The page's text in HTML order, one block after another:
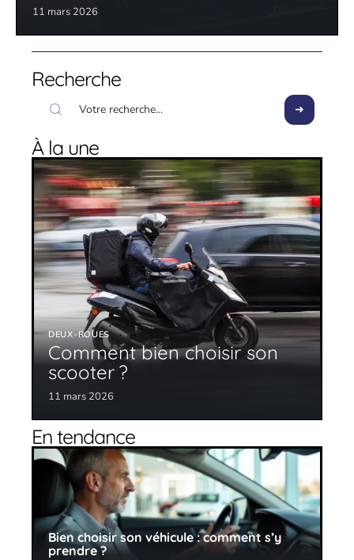
11 mars 2026
Recherche
À la une
DEUX-ROUES
Comment bien choisir son
scooter ?
11 mars 2026
En tendance
Bien choisir son véhicule : comment s’y
prendre ?